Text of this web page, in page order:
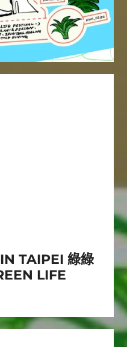
TAIPEI 綠綠
LIFE